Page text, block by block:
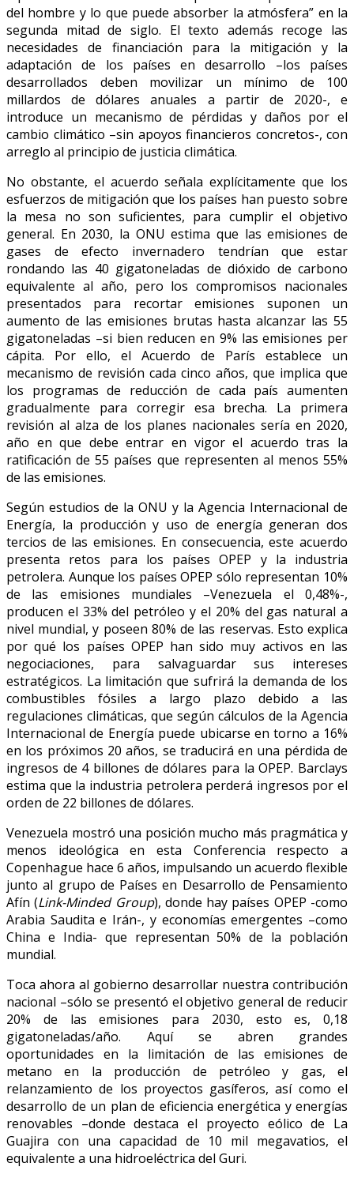
del hombre y lo que puede absorber la atmósfera” en la
segunda mitad de siglo. El texto además recoge las
necesidades de financiación para la mitigación y la
adaptación de los países en desarrollo –los países
desarrollados deben movilizar un mínimo de 100
millardos de dólares anuales a partir de 2020-, e
introduce un mecanismo de pérdidas y daños por el
cambio climático –sin apoyos financieros concretos-, con
arreglo al principio de justicia climática.
No obstante, el acuerdo señala explícitamente que los
esfuerzos de mitigación que los países han puesto sobre
la mesa no son suficientes, para cumplir el objetivo
general. En 2030, la ONU estima que las emisiones de
gases de efecto invernadero tendrían que estar
rondando las 40 gigatoneladas de dióxido de carbono
equivalente al año, pero los compromisos nacionales
presentados para recortar emisiones suponen un
aumento de las emisiones brutas hasta alcanzar las 55
gigatoneladas –si bien reducen en 9% las emisiones per
cápita. Por ello, el Acuerdo de París establece un
mecanismo de revisión cada cinco años, que implica que
los programas de reducción de cada país aumenten
gradualmente para corregir esa brecha. La primera
revisión al alza de los planes nacionales sería en 2020,
año en que debe entrar en vigor el acuerdo tras la
ratificación de 55 países que representen al menos 55%
de las emisiones.
Según estudios de la ONU y la Agencia Internacional de
Energía, la producción y uso de energía generan dos
tercios de las emisiones. En consecuencia, este acuerdo
presenta retos para los países OPEP y la industria
petrolera. Aunque los países OPEP sólo representan 10%
de las emisiones mundiales –Venezuela el 0,48%-,
producen el 33% del petróleo y el 20% del gas natural a
nivel mundial, y poseen 80% de las reservas. Esto explica
por qué los países OPEP han sido muy activos en las
negociaciones, para salvaguardar sus intereses
estratégicos. La limitación que sufrirá la demanda de los
combustibles fósiles a largo plazo debido a las
regulaciones climáticas, que según cálculos de la Agencia
Internacional de Energía puede ubicarse en torno a 16%
en los próximos 20 años, se traducirá en una pérdida de
ingresos de 4 billones de dólares para la OPEP. Barclays
estima que la industria petrolera perderá ingresos por el
orden de 22 billones de dólares.
Venezuela mostró una posición mucho más pragmática y
menos ideológica en esta Conferencia respecto a
Copenhague hace 6 años, impulsando un acuerdo flexible
junto al grupo de Países en Desarrollo de Pensamiento
Afín (Link-Minded Group), donde hay países OPEP -como
Arabia Saudita e Irán-, y economías emergentes –como
China e India- que representan 50% de la población
mundial.
Toca ahora al gobierno desarrollar nuestra contribución
nacional –sólo se presentó el objetivo general de reducir
20% de las emisiones para 2030, esto es, 0,18
gigatoneladas/año. Aquí se abren grandes
oportunidades en la limitación de las emisiones de
metano en la producción de petróleo y gas, el
relanzamiento de los proyectos gasíferos, así como el
desarrollo de un plan de eficiencia energética y energías
renovables –donde destaca el proyecto eólico de La
Guajira con una capacidad de 10 mil megavatios, el
equivalente a una hidroeléctrica del Guri.